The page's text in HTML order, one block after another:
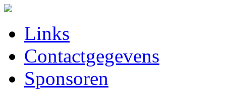
Links
Contactgegevens
Sponsoren